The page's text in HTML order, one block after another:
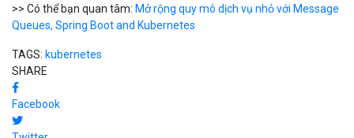
>> Có thể bạn quan tâm: Mở rộng quy mô dịch vụ nhỏ với Message
Queues, Spring Boot and Kubernetes
TAGS: kubernetes
SHARE
Facebook